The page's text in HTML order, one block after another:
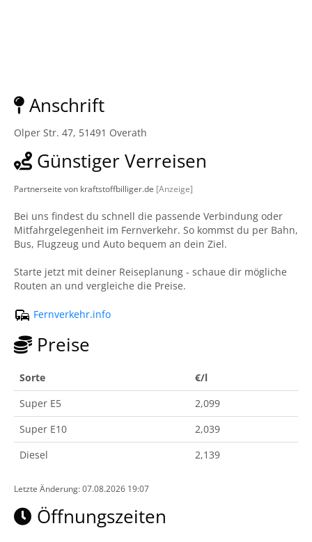
Anschrift
Olper Str. 47, 51491 Overath
Günstiger Verreisen
Partnerseite von kraftstoffbilliger.de [Anzeige]
Bei uns findest du schnell die passende Verbindung oder
Mitfahrgelegenheit im Fernverkehr. So kommst du per Bahn,
Bus, Flugzeug und Auto bequem an dein Ziel.
Starte jetzt mit deiner Reiseplanung - schaue dir mögliche
Routen an und vergleiche die Preise.
Fernverkehr.info
Preise
Sorte
€/l
Super E5
2,099
Super E10
2,039
Diesel
2,139
Letzte Änderung: 07.08.2026 19:07
Öffnungszeiten